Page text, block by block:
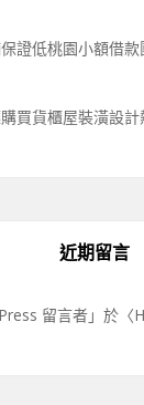
證低桃園小額借
買貨櫃屋裝潢設
近期留言
留言者 」於〈